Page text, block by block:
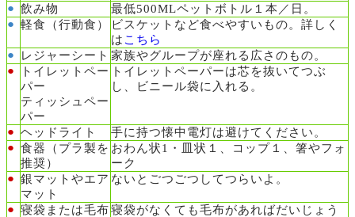
● 飲み物
最低500MLペットボトル１本／日。
● 軽食（行動食）
ビスケットなど食べやすいもの。詳しく
は こちら
●
レジャーシート 家族やグループが座れる広さのもの。
●
トイレットペー
パー
ティッシュペー
パー
トイレットペーパーは芯を抜いてつぶ
し、ビニール袋に入れる。
● ヘッドライト
手に持つ懐中電灯は避けてください。
● 食器（プラ製を
推奨）
おわん状1・皿状１、コップ１、箸やフォ
ーク
● 銀マットやエア
マット
ないとごつごつしてつらいよ。
● 寝袋または毛布寝袋がなくても毛布があればだいじょう